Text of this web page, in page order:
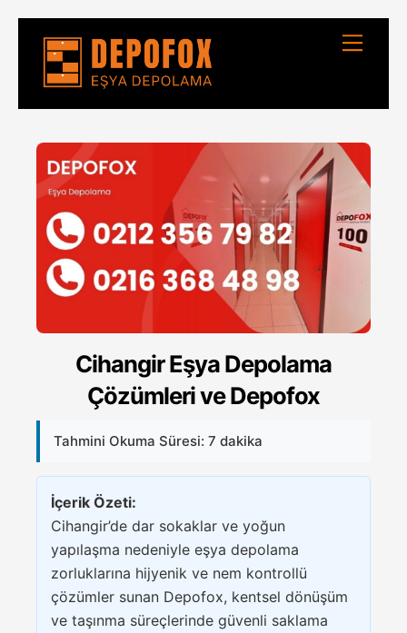
content
Menu
Cihangir Eşya Depolama
Çözümleri ve Depofox
Tahmini Okuma Süresi: 7 dakika
İçerik Özeti:
Cihangir’de dar sokaklar ve yoğun
yapılaşma nedeniyle eşya depolama
zorluklarına hijyenik ve nem kontrollü
çözümler sunan Depofox, kentsel dönüşüm
ve taşınma süreçlerinde güvenli saklama